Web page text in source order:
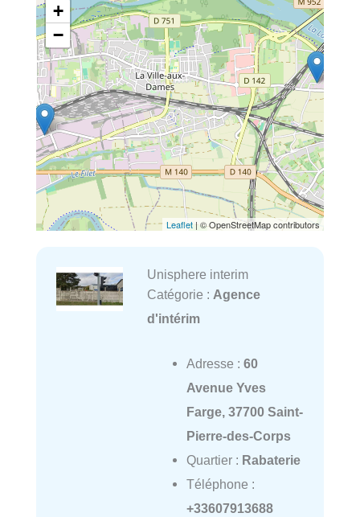
+
−
Leaflet| © OpenStreetMap contributors
Unisphere interim
Catégorie : Agence
d'intérim
Adresse : 60
Avenue Yves
Farge, 37700 Saint-
Pierre-des-Corps
Quartier : Rabaterie
Téléphone :
+33607913688